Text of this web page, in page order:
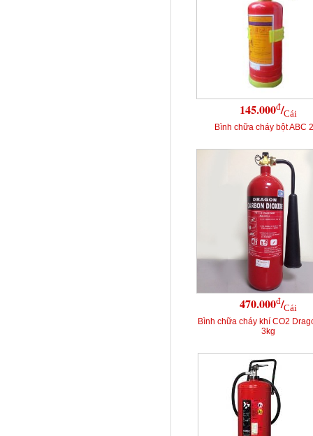
145.000đ/Cái
Bình chữa cháy bột ABC
470.000đ/Cái
Bình chữa cháy khí CO2
3kg